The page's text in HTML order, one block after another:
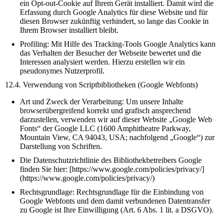
ein Opt-out-Cookie auf Ihrem Gerät installiert. Damit wird die
Erfassung durch Google Analytics für diese Website und für
diesen Browser zukünftig verhindert, so lange das Cookie in
Ihrem Browser installiert bleibt.
Profiling: Mit Hilfe des Tracking-Tools Google Analytics kann
das Verhalten der Besucher der Webseite bewertet und die
Interessen analysiert werden. Hierzu erstellen wir ein
pseudonymes Nutzerprofil.
12.4. Verwendung von Scriptbibliotheken (Google Webfonts)
Art und Zweck der Verarbeitung: Um unsere Inhalte
browserübergreifend korrekt und grafisch ansprechend
darzustellen, verwenden wir auf dieser Website „Google Web
Fonts“ der Google LLC (1600 Amphitheatre Parkway,
Mountain View, CA 94043, USA; nachfolgend „Google“) zur
Darstellung von Schriften.
Die Datenschutzrichtlinie des Bibliothekbetreibers Google
finden Sie hier: [https://www.google.com/policies/privacy/]
(https://www.google.com/policies/privacy/)
Rechtsgrundlage: Rechtsgrundlage für die Einbindung von
Google Webfonts und dem damit verbundenen Datentransfer
zu Google ist Ihre Einwilligung (Art. 6 Abs. 1 lit. a DSGVO).